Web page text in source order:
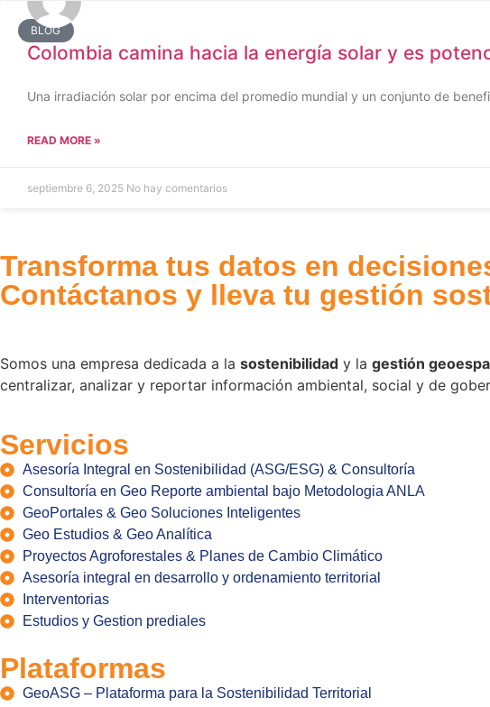
BLOG
Colombia camina hacia la energía solar y es
Una irradiación solar por encima del promedio mundial y un conjunto de
READ MORE »
septiembre 6, 2025 No hay comentarios
Transforma tus datos en
Contáctanos y lleva tu gestión
Somos una empresa dedicada a la sostenibilidad y la gestión
centralizar, analizar y reportar información ambiental, social y de
Servicios
Asesoría Integral en Sostenibilidad (ASG/ESG) & Consultoría
Consultoría en Geo Reporte ambiental bajo Metodologia ANLA
GeoPortales & Geo Soluciones Inteligentes
Geo Estudios & Geo Analítica
Proyectos Agroforestales & Planes de Cambio Climático
Asesoría integral en desarrollo y ordenamiento territorial
Interventorias
Estudios y Gestion prediales
Plataformas
GeoASG – Plataforma para la Sostenibilidad Territorial